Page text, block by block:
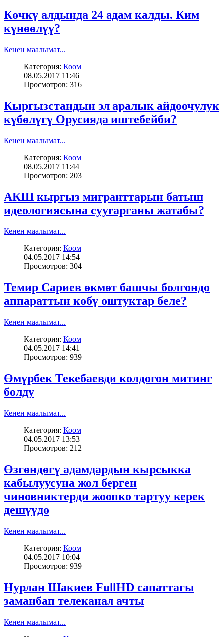
Көчкү алдында 24 адам калды. Ким
күнөөлүү?
Кенен маалымат...
Категория: Коом
08.05.2017 11:46
Просмотров: 316
Кыргызстандын эл аралык айдоочулук
күбөлүгү Орусияда иштебейби?
Кенен маалымат...
Категория: Коом
08.05.2017 11:44
Просмотров: 203
АКШ кыргыз мигранттарын батыш
идеологиясына суугарганы жатабы?
Кенен маалымат...
Категория: Коом
04.05.2017 14:54
Просмотров: 304
Темир Сариев өкмөт башчы болгондо
аппараттын көбү оштуктар беле?
Кенен маалымат...
Категория: Коом
04.05.2017 14:41
Просмотров: 939
Өмүрбек Текебаевди колдогон митинг
болду
Кенен маалымат...
Категория: Коом
04.05.2017 13:53
Просмотров: 212
Өзгөндөгү адамдардын кырсыкка
кабылуусуна жол берген
чиновниктерди жоопко тартуу керек
дешүүдө
Кенен маалымат...
Категория: Коом
04.05.2017 10:04
Просмотров: 939
Нурлан Шакиев FullHD сапаттагы
заманбап телеканал ачты
Кенен маалымат...